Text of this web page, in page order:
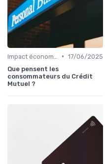
• 17/06/2025
Que pensent les
consommateurs du Crédit
Mutuel ?